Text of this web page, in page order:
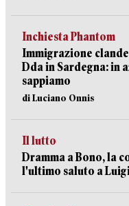
Inchiesta Phantom
Immigrazione
Dda in Sardegna: in
sappiamo
di Luciano Onnis
Il lutto
Dramma a Bono, la
l'ultimo saluto a